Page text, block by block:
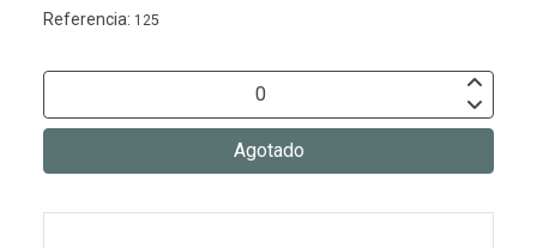
Referencia: 125
Agotado